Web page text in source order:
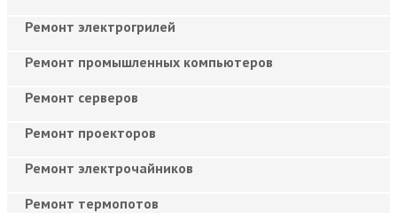
Ремонт электрогрилей
Ремонт промышленных компьютеров
Ремонт серверов
Ремонт проекторов
Ремонт электрочайников
Ремонт термопотов